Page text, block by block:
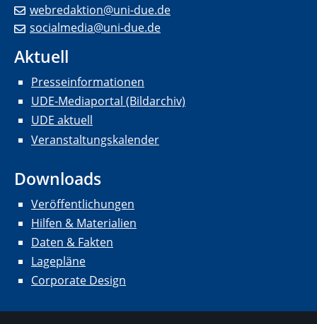
webredaktion@uni-due.de
socialmedia@uni-due.de
Aktuell
Presseinformationen
UDE-Mediaportal (Bildarchiv)
UDE aktuell
Veranstaltungskalender
Downloads
Veröffentlichungen
Hilfen & Materialien
Daten & Fakten
Lagepläne
Corporate Design